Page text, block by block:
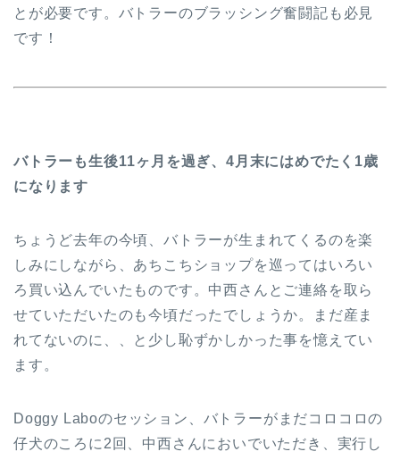
とが必要です。バトラーのブラッシング奮闘記も必見
です！
バトラーも生後11ヶ月を過ぎ、4月末にはめでたく1歳
になります
ちょうど去年の今頃、バトラーが生まれてくるのを楽
しみにしながら、あちこちショップを巡ってはいろい
ろ買い込んでいたものです。中西さんとご連絡を取ら
せていただいたのも今頃だったでしょうか。まだ産ま
れてないのに、、と少し恥ずかしかった事を憶えてい
ます。
Doggy Laboのセッション、バトラーがまだコロコロの
仔犬のころに2回、中西さんにおいでいただき、実行し